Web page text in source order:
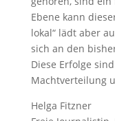
Ebene kann
lokal“ lädt aber
sich an den
Diese Erfolge
Machtverteilung
Helga Fitzner